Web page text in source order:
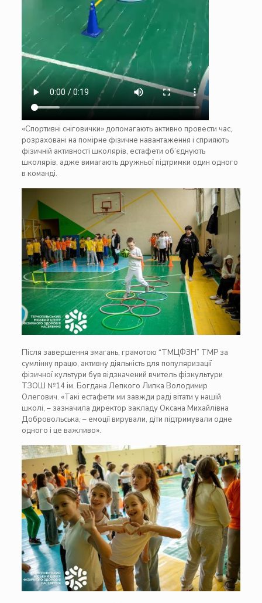
«Спортивні сніговички» допомагають активно провести час,
розраховані на помірне фізичне навантаження і сприяють
фізичній активності школярів, естафети об’єднують
школярів, адже вимагають дружньої підтримки один одного
в команді.
Після завершення змагань, грамотою “ТМЦФЗН” ТМР за
сумлінну працю, активну діяльність для популяризації
фізичної культури був відзначений вчитель фізкультури
ТЗОШ №14 ім. Богдана Лепкого Липка Володимир
Олегович. «Такі естафети ми завжди раді вітати у нашій
школі, – зазначила директор закладу Оксана Михайлівна
Добровольська, – емоції вирували, діти підтримували одне
одного і це важливо».